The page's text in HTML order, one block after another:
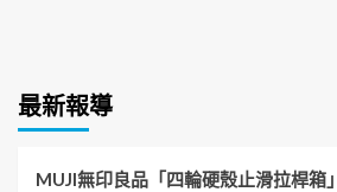
最新報導
MUJI無印良品「四輪硬殼止滑拉桿箱